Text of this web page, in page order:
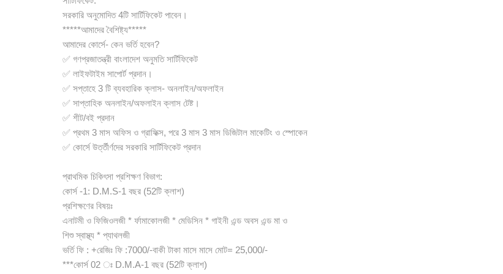
সরকারি অনুমোদিত 4টি সার্টিফিকেট পাবেন।
*****আমাদের বৈশিষ্ট্য*****
আমাদের কোর্সে- কেন ভর্তি হবেন?
✅ গণপ্রজাতন্ত্রী বাংলাদেশ অনুমতি সার্টিফিকেট
✅ লাইফটাইম সাপোর্ট প্রদান।
✅ সপ্তাহে 3 টি ব্যবহারিক ক্লাস- অনলাইন/অফলাইন
✅ সাপ্তাহিক অনলাইন/অফলাইন ক্লাস টেষ্ট।
✅ শীট/বই প্রদান
✅ প্রথম 3 মাস অফিস ও গ্রাফিক্স, পরে 3 মাস 3 মাস ডিজিটাল মাকেটিং ও স্পোকেন
✅ কোর্সে উর্ত্তীর্ণদের সরকারি সার্টিফিকেট প্রদান
প্রাথমিক চিকিৎসা প্রশিক্ষণ বিভাগ:
কোর্স -1: D.M.S-1 বছর (52টি ক্লাশ)
প্রশিক্ষণের বিষয়ঃ
এনাটমী ও ফিজিওলজী * র্ফামাকোলজী * মেডিসিন * গাইনী এন্ড অবস এন্ড মা ও
শিশু স্বাস্থ্য * প্যাথলজী
ভর্তি ফি : +রেজিঃ ফি :7000/-বাকী টাকা মাসে মাসে মোট= 25,000/-
***কোর্স 02 ঃ D.M.A-1 বছর (52টি ক্লাশ)